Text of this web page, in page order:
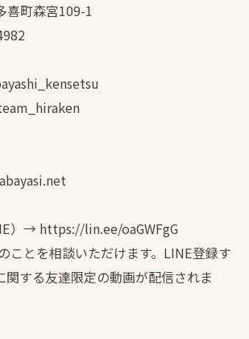
喜町森宮109-1
）→ https://lin.ee/oaGWFgG
ことを相談いただけます。LINE登録す
関する友達限定の動画が配信されま